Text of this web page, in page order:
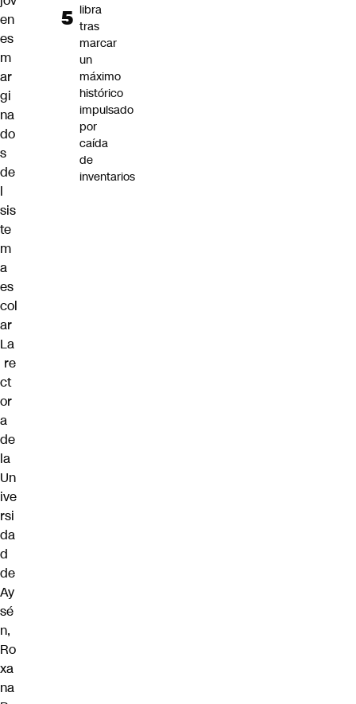
en
es
m
ar
gi
na
do
s
de
l
sis
te
m
a
es
col
ar
La
re
ct
or
a
de
la
Un
ive
rsi
da
d
de
Ay
sé
n,
Ro
xa
na
libra
tras
marcar
un
máximo
histórico
impulsado
por
caída
de
inventarios